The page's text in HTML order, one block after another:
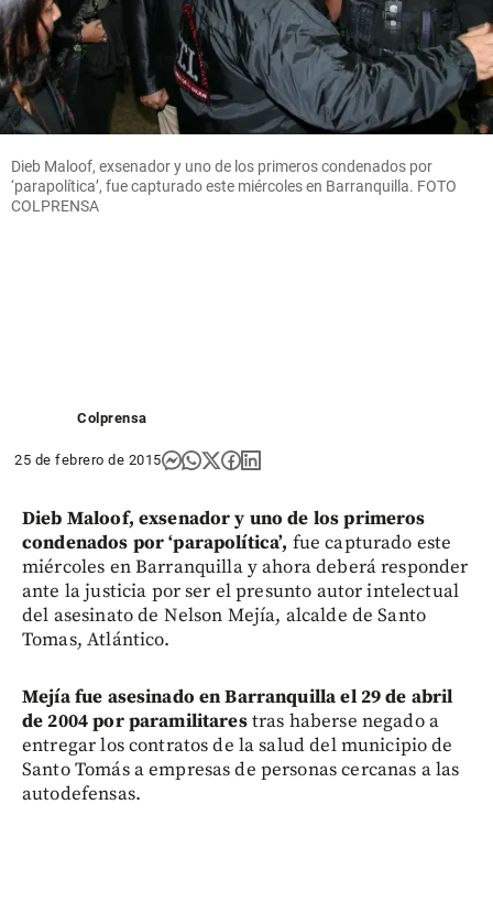
Dieb Maloof, exsenador y uno de los primeros condenados por
‘parapolítica’, fue capturado este miércoles en Barranquilla. FOTO
COLPRENSA
Colprensa
25 de febrero de 2015
Dieb Maloof, exsenador y uno de los primeros
condenados por ‘parapolítica’, fue capturado este
miércoles en Barranquilla y ahora deberá responder
ante la justicia por ser el presunto autor intelectual
del asesinato de Nelson Mejía, alcalde de Santo
Tomas, Atlántico.
Mejía fue asesinado en Barranquilla el 29 de abril
de 2004 por paramilitarestras haberse negado a
entregar los contratos de la salud del municipio de
Santo Tomás a empresas de personas cercanas a las
autodefensas.